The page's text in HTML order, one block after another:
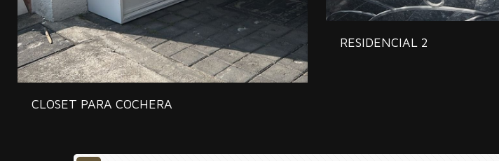
CLOSET PARA COCHERA
RESIDENCIAL 2